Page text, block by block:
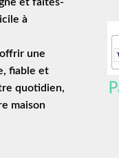
à
offrir une
, fiable et
quotidien,
maison